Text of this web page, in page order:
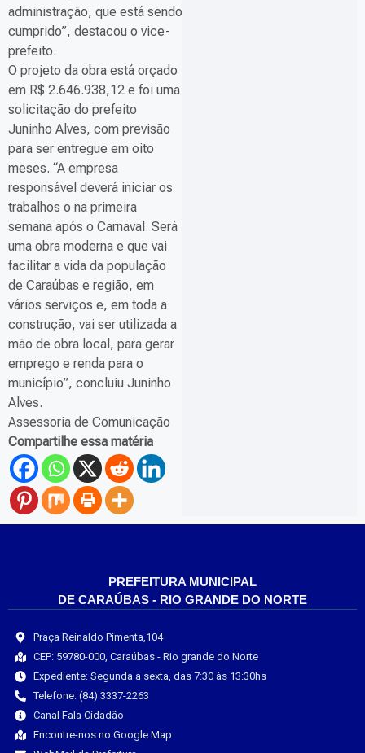
administração, que está sendo
cumprido”, destacou o vice-
prefeito.
O projeto da obra está orçado
em R$ 2.646.938,12 e foi uma
solicitação do prefeito
Juninho Alves, com previsão
para ser entregue em oito
meses. “A empresa
responsável deverá iniciar os
trabalhos o na primeira
semana após o Carnaval. Será
uma obra moderna e que vai
facilitar a vida da população
de Caraúbas e região, em
vários serviços e, em toda a
construção, vai ser utilizada a
mão de obra local, para gerar
emprego e renda para o
município”, concluiu Juninho
Alves.
Assessoria de Comunicação
Compartilhe essa matéria
PREFEITURA MUNICIPAL
DE CARAÚBAS - RIO GRANDE DO NORTE
Praça Reinaldo Pimenta,104
CEP: 59780-000, Caraúbas - Rio grande do Norte
Expediente: Segunda a sexta, das 7:30 às 13:30hs
Telefone: (84) 3337-2263
Canal Fala Cidadão
Encontre-nos no Google Map